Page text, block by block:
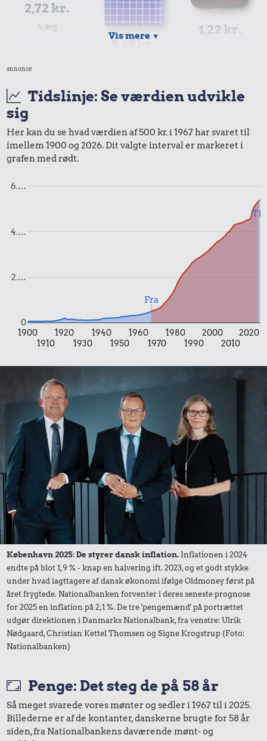
2,72 kr.
6 æg
5,63 kr.
1,22 kr.
30 kr.
1 kg kartofler
8,92 kr.
Biografbillet
2,82 kr.
Is
1,50 kr.
1 dåse suppe
1,69 kr.
Pilsner
56 kr.
Sko
5,63 kr.
1/2 kg skæreost
1,69 kr.
Vis mere ▼
annonce
Tidslinje: Se værdien udvikle
sig
Her kan du se hvad værdien af 500 kr. i 1967 har svaret til
imellem 1900 og 2026. Dit valgte interval er markeret i
grafen med rødt.
1900
1910
1920
1930
1940
1950
1960
1970
1980
1990
2000
2010
2020
0
2.…
4.…
6.…
Fra
Til
København 2025: De styrer dansk inflation. Inflationen i 2024
endte på blot 1,9 % - knap en halvering ift. 2023, og et godt stykke
under hvad iagttagere af dansk økonomi ifølge Oldmoney først på
året frygtede. Nationalbanken forventer i deres seneste prognose
for 2025 en inflation på 2,1 %. De tre 'pengemænd' på portrættet
udgør direktionen i Danmarks Nationalbank, fra venstre: Ulrik
Nødgaard, Christian Kettel Thomsen og Signe Krogstrup (Foto:
Nationalbanken)
Penge: Det steg de på 58 år
Så meget svarede vores mønter og sedler i 1967 til i 2025.
Billederne er af de kontanter, danskerne brugte for 58 år
siden, fra Nationalbankens daværende mønt- og